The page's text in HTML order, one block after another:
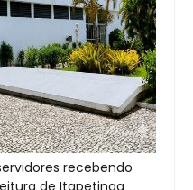
recebendo
de Itapetinga